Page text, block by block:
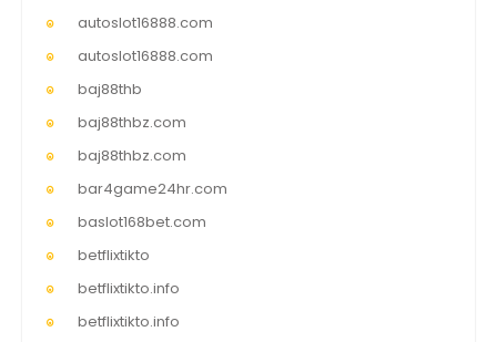
autoslot16888.com
autoslot16888.com
baj88thb
baj88thbz.com
baj88thbz.com
bar4game24hr.com
baslot168bet.com
betflixtikto
betflixtikto.info
betflixtikto.info